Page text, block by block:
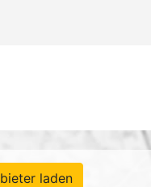
laden